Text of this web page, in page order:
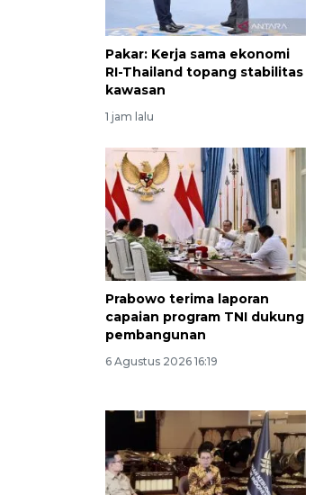
Pakar: Kerja sama ekonomi
RI-Thailand topang stabilitas
kawasan
1 jam lalu
Prabowo terima laporan
capaian program TNI dukung
pembangunan
6 Agustus 2026 16:19